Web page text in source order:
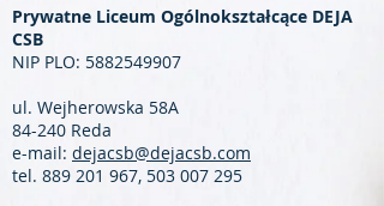
Prywatne Liceum Ogólnokształcące DEJA
CSB
NIP PLO: 5882549907
ul. Wejherowska 58A
84-240 Reda
e-mail: dejacsb@dejacsb.com
tel. 889 201 967, 503 007 295